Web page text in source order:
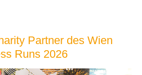
Partner des Wien
Runs 2026